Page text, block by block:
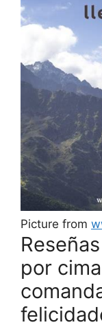
Picture from
por